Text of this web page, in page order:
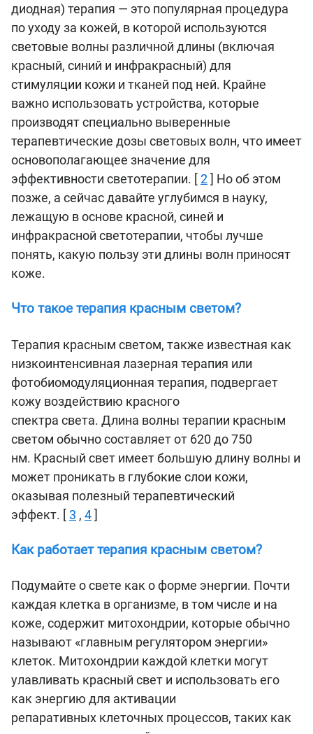
диодная) терапия — это популярная процедура
по уходу за кожей, в которой используются
световые волны различной длины (включая
красный, синий и инфракрасный) для
стимуляции кожи и тканей под ней. Крайне
важно использовать устройства, которые
производят специально выверенные
терапевтические дозы световых волн, что имеет
основополагающее значение для
эффективности светотерапии. [2] Но об этом
позже, а сейчас давайте углубимся в науку,
лежащую в основе красной, синей и
инфракрасной светотерапии, чтобы лучше
понять, какую пользу эти длины волн приносят
коже.
Что такое терапия красным светом?
Терапия красным светом, также известная как
низкоинтенсивная лазерная терапия или
фотобиомодуляционная терапия, подвергает
кожу воздействию красного
спектра света. Длина волны терапии красным
светом обычно составляет от 620 до 750
нм. Красный свет имеет большую длину волны и
может проникать в глубокие слои кожи,
оказывая полезный терапевтический
эффект. [ 3 , 4]
Как работает терапия красным светом?
Подумайте о свете как о форме энергии. Почти
каждая клетка в организме, в том числе и на
коже, содержит митохондрии, которые обычно
называют «главным регулятором энергии»
клеток. Митохондрии каждой клетки могут
улавливать красный свет и использовать его
как энергию для активации
репаративных клеточных процессов, таких как